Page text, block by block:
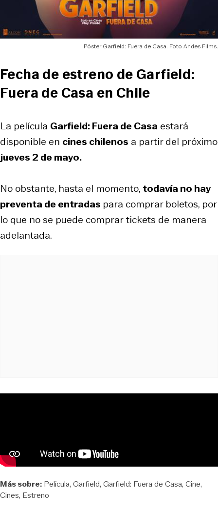
Póster Garfield: Fuera de Casa. Foto Andes Films.
Fecha de estreno de Garfield:
Fuera de Casa en Chile
La película Garfield: Fuera de Casa estará
disponible en cines chilenos a partir del próximo
jueves 2 de mayo.
No obstante, hasta el momento, todavía no hay
preventa de entradas para comprar boletos, por
lo que no se puede comprartickets de manera
adelantada.
Más sobre: Película Garfield Garfield: Fuera de Casa Cine
Cines Estreno